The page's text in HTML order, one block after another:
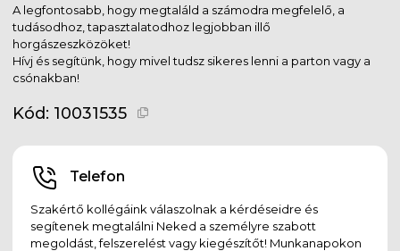
A legfontosabb, hogy megtaláld a számodra megfelelő, a
tudásodhoz, tapasztalatodhoz legjobban illő
horgászeszközöket!
Hívj és segítünk, hogy mivel tudsz sikeres lenni a parton vagy a
csónakban!
Kód: 10031535
Telefon
Szakértő kollégáink válaszolnak a kérdéseidre és
segítenek megtalálni Neked a személyre szabott
megoldást, felszerelést vagy kiegészítőt! Munkanapokon